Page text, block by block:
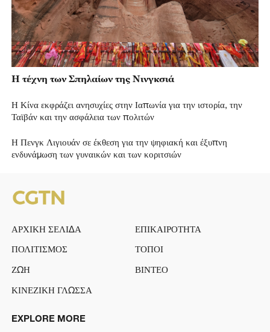
Η τέχνη των Σπηλαίων της Νινγκσιά
Η Κίνα εκφράζει ανησυχίες στην Ιαπωνία για την ιστορία, την
Ταϊβάν και την ασφάλεια των πολιτών
Η Πενγκ Λιγιουάν σε έκθεση για την ψηφιακή και έξυπνη
ενδυνάμωση των γυναικών και των κοριτσιών
ΑΡΧΙΚΗ ΣΕΛΙΔΑ
ΕΠΙΚΑΙΡΟΤΗΤΑ
ΠΟΛΙΤΙΣΜΟΣ
ΤΟΠΟΙ
ΖΩΗ
ΒΙΝΤΕΟ
ΚΙΝΕΖΙΚΗ ΓΛΩΣΣΑ
EXPLORE MORE